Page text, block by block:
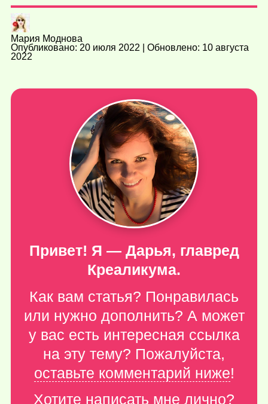
Мария Моднова
Опубликовано: 20 июля 2022 | Обновлено: 10 августа
2022
Привет! Я — Дарья, главред
Креаликума.
Как вам статья? Понравилась
или нужно дополнить? А может
у вас есть интересная ссылка
на эту тему? Пожалуйста,
оставьте комментарий ниже!
Хотите написать мне лично?